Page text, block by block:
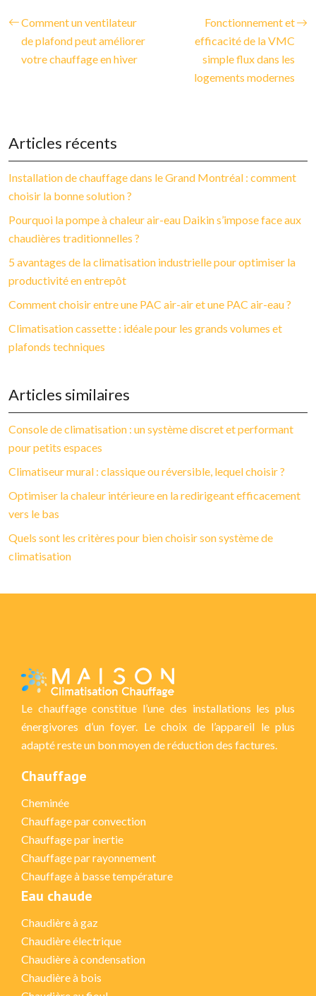
Comment un ventilateur
de plafond peut améliorer
votre chauffage en hiver
Fonctionnement et
efficacité de la VMC
simple flux dans les
logements modernes
Articles récents
Installation de chauffage dans le Grand Montréal : comment
choisir la bonne solution ?
Pourquoi la pompe à chaleur air-eau Daikin s’impose face aux
chaudières traditionnelles ?
5 avantages de la climatisation industrielle pour optimiser la
productivité en entrepôt
Comment choisir entre une PAC air-air et une PAC air-eau ?
Climatisation cassette : idéale pour les grands volumes et
plafonds techniques
Articles similaires
Console de climatisation : un système discret et performant
pour petits espaces
Climatiseur mural : classique ou réversible, lequel choisir ?
Optimiser la chaleur intérieure en la redirigeant efficacement
vers le bas
Quels sont les critères pour bien choisir son système de
climatisation
Le chauffage constitue l’une des installations les plus
énergivores d’un foyer. Le choix de l’appareil le plus
adapté reste un bon moyen de réduction des factures.
Chauffage
Cheminée
Chauffage par convection
Chauffage par inertie
Chauffage par rayonnement
Chauffage à basse température
Eau chaude
Chaudière à gaz
Chaudière électrique
Chaudière à condensation
Chaudière à bois